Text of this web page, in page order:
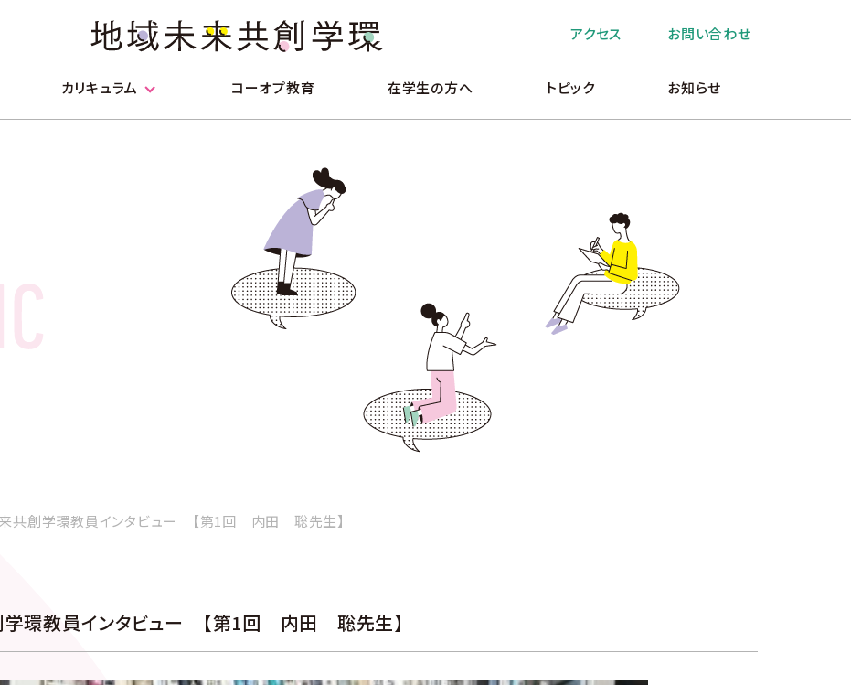
アクセス お問い合わせ
カリキュラム コーオプ教育 在学生の方へ トピック お知らせ
来共創学環教員インタビュー 【第1回 内田 聡先生】
学環教員インタビュー 【第1回 内田 聡先生】